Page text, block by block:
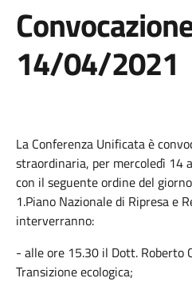
14/04/2021
La Conferenza Unificata è
straordinaria, per mercoledì 14
con il seguente ordine del
1.Piano Nazionale di Ripresa e
interverranno:
- alle ore 15.30 il Dott. Roberto
Transizione ecologica;